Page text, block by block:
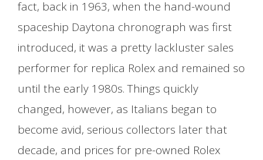
fact, back in 1963, when the hand-wound
spaceship Daytona chronograph was first
introduced, it was a pretty lackluster sales
performer for replica Rolex and remained so
until the early 1980s. Things quickly
changed, however, as Italians began to
become avid, serious collectors later that
decade, and prices for pre-owned Rolex